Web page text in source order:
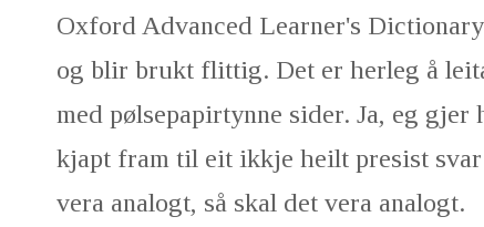
Oxford Advanced Learner's
og blir brukt flittig. Det er herleg å
med pølsepapirtynne sider. Ja, eg gjer
kjapt fram til eit ikkje heilt presist svar
vera analogt, så skal det vera analogt.